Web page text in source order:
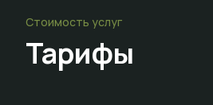
Стоимость услуг
Тарифы